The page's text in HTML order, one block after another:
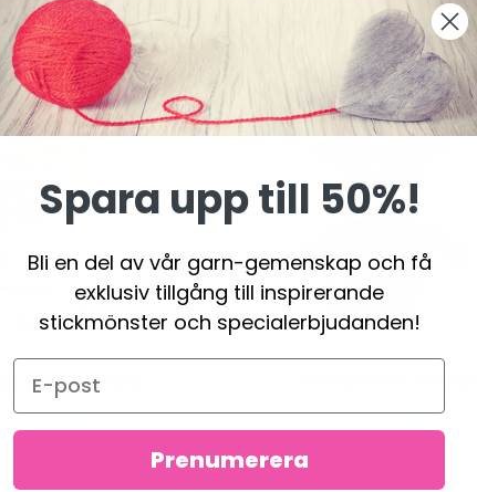
ELSE
0.00 SEK 0.00 SEK
Spara upp till 50%!
Bli en del av vår garn-gemenskap och få
exklusiv tillgång till inspirerande
stickmönster och specialerbjudanden!
Prenumerera